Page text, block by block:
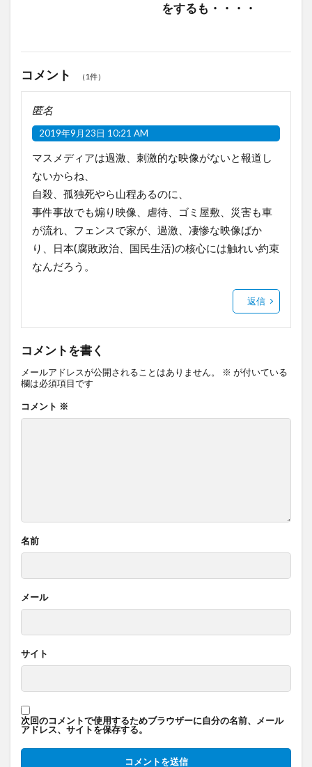
をするも・・・・
コメント （1件）
匿名
2019年9月23日 10:21 AM
マスメディアは過激、刺激的な映像がないと報道し
ないからね、
自殺、孤独死やら山程あるのに、
事件事故でも煽り映像、虐待、ゴミ屋敷、災害も車
が流れ、フェンスで家が、過激、凄惨な映像ばか
り、日本(腐敗政治、国民生活)の核心には触れい約束
なんだろう。
返信
コメントを書く
メールアドレスが公開されることはありません。 ※ が付いている
欄は必須項目です
コメント ※
名前
メール
サイト
次回のコメントで使用するためブラウザーに自分の名前、メール
アドレス、サイトを保存する。